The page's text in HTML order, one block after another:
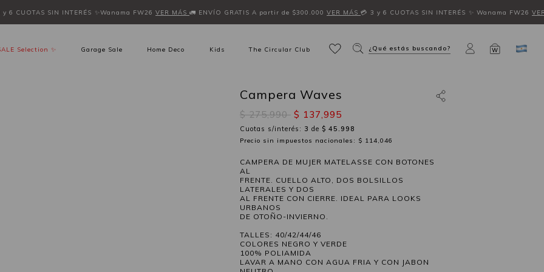
y 6 CUOTAS SIN INTERÉS ✨Wanama FW26 VER MÁS 🚛 ENVÍO GRATIS A partir de $300.000 VER MÁS 💳 3 y 6 CUOTAS SIN INTERÉS ✨ Wanama FW26
Selection ✨ Garage Sale Home Deco Kids The Circular Club ¿Qué estás buscando? W
Campera Waves
$ 275,990 $ 137,995
Cuotas s/interés: 3 de $ 45.998
Precio sin impuestos nacionales: $ 114,046
CAMPERA DE MUJER MATELASSE CON BOTONES
AL
FRENTE. CUELLO ALTO, DOS BOLSILLOS
LATERALES Y DOS
AL FRENTE CON CIERRE. IDEAL PARA LOOKS
URBANOS
DE OTOÑO-INVIERNO.
TALLES: 40/42/44/46
COLORES NEGRO Y VERDE
100% POLIAMIDA
LAVAR A MANO CON AGUA FRIA Y CON JABON